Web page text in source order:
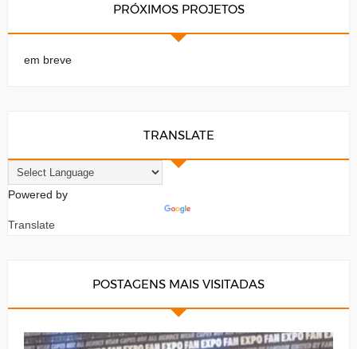
PRÓXIMOS PROJETOS
em breve
TRANSLATE
Powered by
Translate
POSTAGENS MAIS VISITADAS